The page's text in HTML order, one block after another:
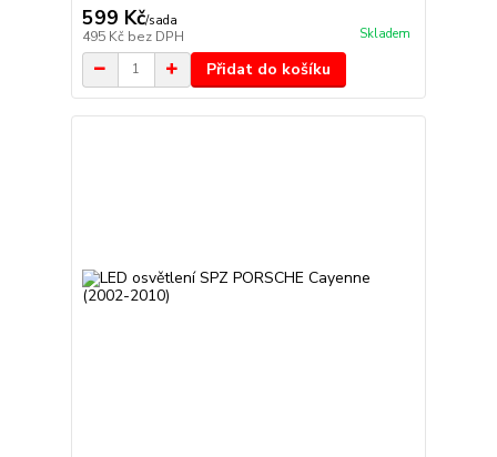
599 Kč/sada
495 Kč bez DPH Skladem
Přidat do košíku